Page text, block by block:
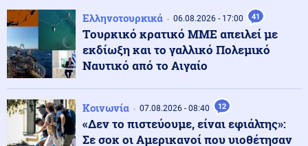
Σεπτεμβρίου
Κόσμος 07.08.2026 - 23:08
Μόλις ανακοινωθεί συμφωνία για το Ορμούζ, θα
τερματιστεί ο ναυτικός αποκλεισμός στο Ιράν,
Παγκοσμιοποίηση 07.08.2026 - 23:00
Βρετανο-Γαλλική κυριαρχία των υπηρεσιών
Ελληνοτουρκικά 06.08.2026 - 17:00 41
Tουρκικό κρατικό ΜΜΕ απειλεί με
εκδίωξη και το γαλλικό Πολεμικό
Ναυτικό από το Αιγαίο
Κοινωνία 07.08.2026 - 08:40 12
«Δεν το πιστεύουμε, είναι εφιάλτης»:
Σε σοκ οι Αμερικανοί που υιοθέτησαν